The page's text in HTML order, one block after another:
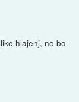
hlajenj, ne bo